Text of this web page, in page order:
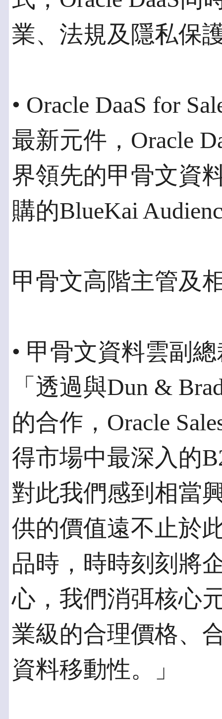
業、法規及隱私保
• Oracle DaaS for
最新元件，Oracle
界領先的甲骨文資
購的BlueKai
甲骨文高階主管及
• 甲骨文資料雲副
「透過與Dun &
的合作，Oracle
得市場中最深入的
對此我們感到相當
供的價值遠不止於
品時，時時刻刻將
心，我們消弭核心
業級的合理價格、
資料移動性。」